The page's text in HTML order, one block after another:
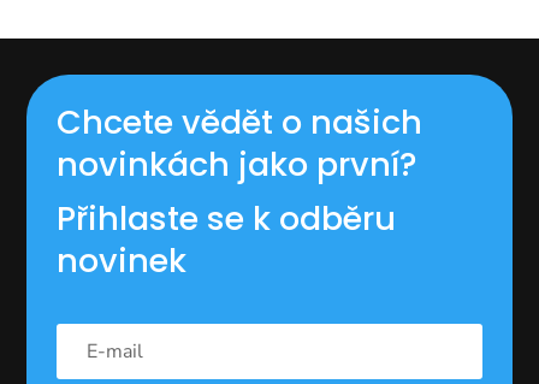
Chcete vědět o našich
novinkách jako první?
Přihlaste se k odběru
novinek